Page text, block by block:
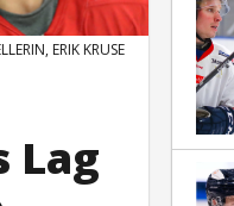
ERIK KRUSE
Lag